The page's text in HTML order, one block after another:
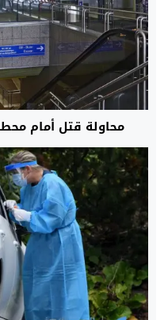
محاولة قتل أمام